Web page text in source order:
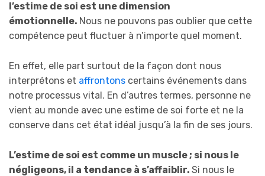
l’estime de soi est une dimension
émotionnelle. Nous ne pouvons pas oublier que cette
compétence peut fluctuer à n’importe quel moment.
En effet, elle part surtout de la façon dont nous
interprétons et affrontons certains événements dans
notre processus vital. En d’autres termes, personne ne
vient au monde avec une estime de soi forte et ne la
conserve dans cet état idéal jusqu’à la fin de ses jours.
L’estime de soi est comme un muscle ; si nous le
négligeons, il a tendance à s’affaiblir. Si nous le